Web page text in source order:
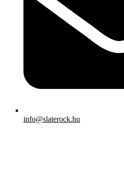
info@slaterock.hu